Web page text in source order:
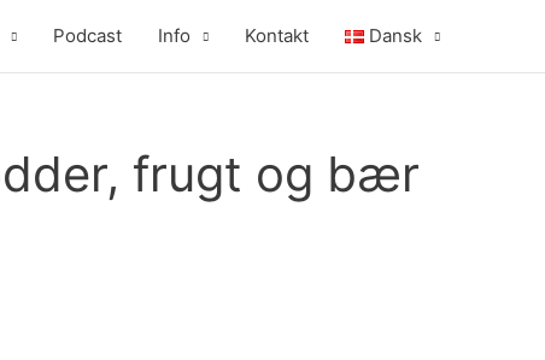
Podcast Info Kontakt Dansk
frugt og bær